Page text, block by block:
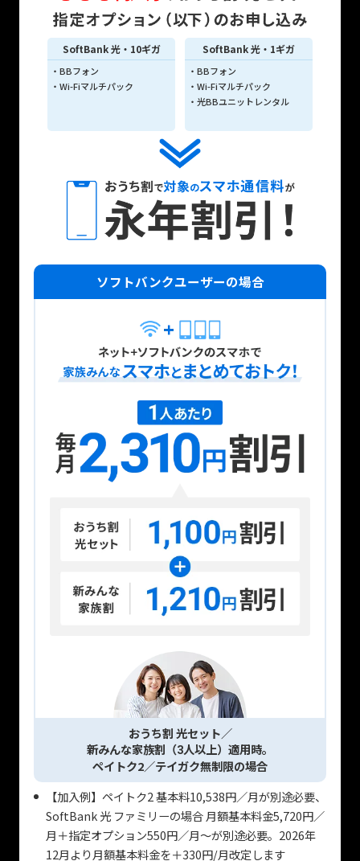
SoftBank 光・10ギガ
・BBフォン
・Wi-Fiマルチパック
SoftBank 光・1ギガ
・ BBフォン
・ Wi-Fiマルチパック
・ 光BBユニットレンタル
ソフトバンクユーザーの場合
おうち割 光セット／
新みんな家族割（3人以上）適用時。
ペイトク2／テイガク無制限の場合
【加入例】ペイトク2 基本料10,538円／月が別途必要、
SoftBank 光 ファミリーの場合 月額基本料金5,720円／
月＋指定オプション550円／月～が別途必要。2026年
12月より月額基本料金を＋330円/月改定します